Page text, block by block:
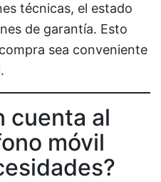
técnicas, el estado
de garantía. Esto
sea conveniente
cuenta al
móvil